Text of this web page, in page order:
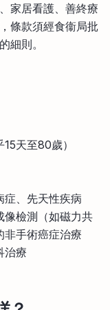
家居看護、善終療
條款須經食衞局批
細則。
天至80歲）
症、先天性疾病
像檢測（如磁力共
非手術癌症治療
治療